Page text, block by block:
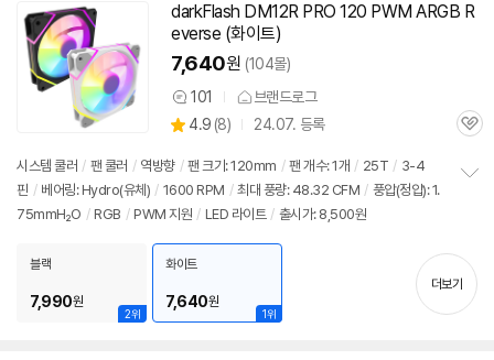
darkFlash DM12R PRO 120 PWM ARGB R
everse (화이트)
7,640원 (104몰)
상
품
견
101 브랜드로그
별
점
4.9 (상
리
뷰
8) 24.07. 등록
관
시스템 쿨러 / 팬 쿨러 / 역방향 / 팬 크기: 120mm / 팬 개수: 1개 / 25T / 3-4
핀 / 베어링: Hydro(유체) / 1600 RPM / 최대 풍량: 48.32 CFM / 풍압(정압): 1.
75mmH₂O / RGB / PWM 지원 / LED 라이트 / 출시가: 8,500원
기
2위
블랙
7,990원
1위
화이트
7,640원
더보기